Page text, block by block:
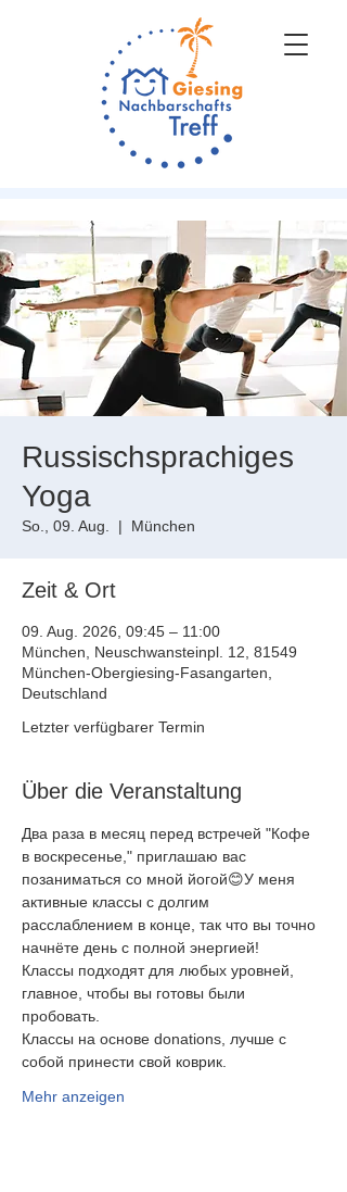
Russischsprachiges
Yoga
So., 09. Aug.
  |
München
Zeit & Ort
09. Aug. 2026, 09:45 – 11:00
München, Neuschwansteinpl. 12, 81549
München-Obergiesing-Fasangarten,
Deutschland
Letzter verfügbarer Termin
Über die Veranstaltung
Два раза в месяц перед встречей "Кофе
в воскресенье," приглашаю вас
позаниматься со мной йогой😊У меня
активные классы с долгим
расслаблением в конце, так что вы точно
начнёте день с полной энергией!
Классы подходят для любых уровней,
главное, чтобы вы готовы были
пробовать.
Классы на основе donations, лучше с
собой принести свой коврик.
Mehr anzeigen